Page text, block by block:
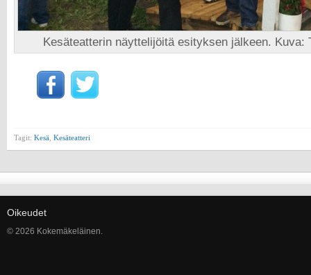
Kesäteatterin näyttelijöitä esityksen jälkeen. Kuva:
Tagit: Kesä Kesäteatteri
Oikeudet
© 2026 Kokemäkeläinen.